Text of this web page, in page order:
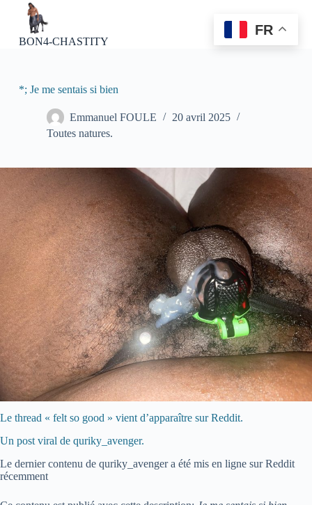
u
BON4-CHASTITY
*; Je me sentais si bien
Emmanuel FOULE
20 avril 2025
Toutes natures.
Le thread « felt so good » vient d’apparaître sur Reddit.
Un post viral de quriky_avenger.
Le dernier contenu de quriky_avenger a été mis en ligne sur Reddit
récemment
FR